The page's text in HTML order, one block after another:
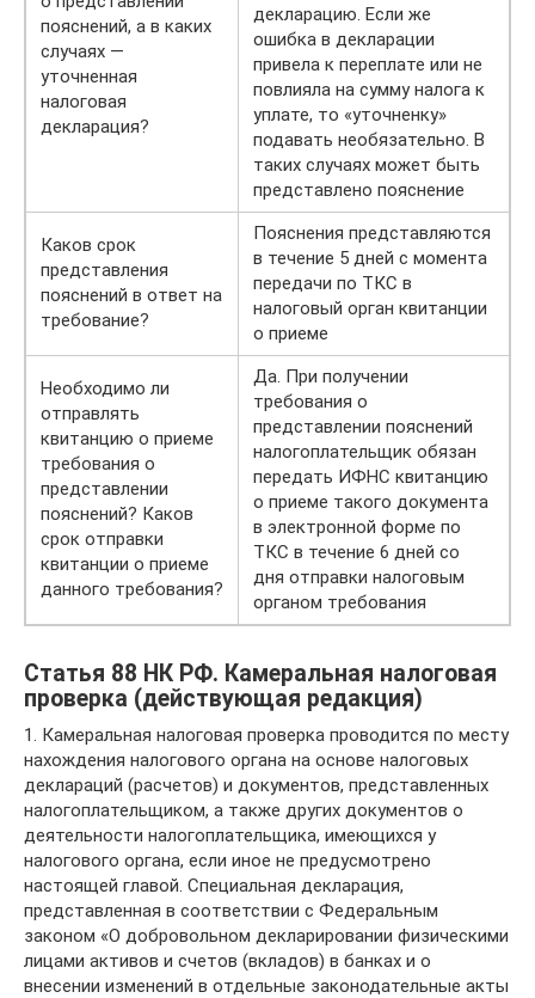
пояснений, а в каких
случаях —
уточненная
налоговая
декларация?
декларацию. Если же
ошибка в декларации
привела к переплате или не
повлияла на сумму налога к
уплате, то «уточненку»
подавать необязательно. В
таких случаях может быть
представлено пояснение
Каков срок
представления
пояснений в ответ на
требование?
Пояснения представляются
в течение 5 дней с момента
передачи по ТКС в
налоговый орган квитанции
о приеме
Необходимо ли
отправлять
квитанцию о приеме
требования о
представлении
пояснений? Каков
срок отправки
квитанции о приеме
данного требования?
Да. При получении
требования о
представлении пояснений
налогоплательщик обязан
передать ИФНС квитанцию
о приеме такого документа
в электронной форме по
ТКС в течение 6 дней со
дня отправки налоговым
органом требования
Статья 88 НК РФ. Камеральная налоговая
проверка (действующая редакция)
1. Камеральная налоговая проверка проводится по месту
нахождения налогового органа на основе налоговых
деклараций (расчетов) и документов, представленных
налогоплательщиком, а также других документов о
деятельности налогоплательщика, имеющихся у
налогового органа, если иное не предусмотрено
настоящей главой. Специальная декларация,
представленная в соответствии с Федеральным
законом «О добровольном декларировании физическими
лицами активов и счетов (вкладов) в банках и о
внесении изменений в отдельные законодательные акты